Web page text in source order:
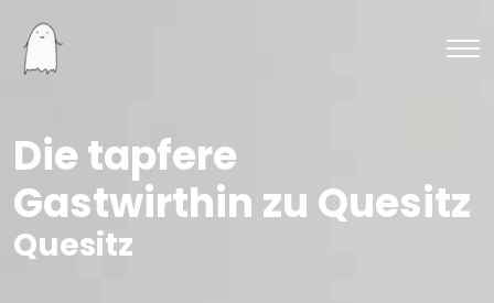
Die tapfere
Gastwirthin zu Quesitz
Quesitz